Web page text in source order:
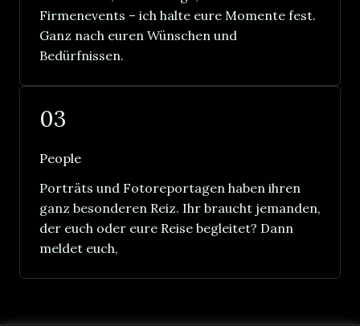
Firmenevents – ich halte eure Momente fest.
Ganz nach euren Wünschen und
Bedürfnissen.
03
People
Porträts und Fotoreportagen haben ihren
ganz besonderen Reiz. Ihr braucht jemanden,
der euch oder eure Reise begleitet? Dann
meldet euch,